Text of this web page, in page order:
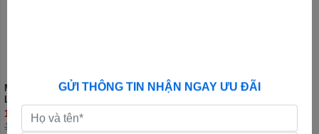
Máy rửa bát độc lập LG
LDN14BLA5
13.650.000đ
16.990.000đ
Máy rửa bát độc lập LG
GỬI THÔNG TIN NHẬN NGAY ƯU ĐÃI